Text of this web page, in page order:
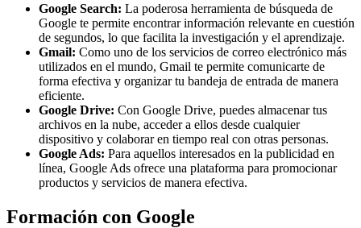
Google Search: La poderosa herramienta de búsqueda de
Google te permite encontrar información relevante en cuestión
de segundos, lo que facilita la investigación y el aprendizaje.
Gmail: Como uno de los servicios de correo electrónico más
utilizados en el mundo, Gmail te permite comunicarte de
forma efectiva y organizar tu bandeja de entrada de manera
eficiente.
Google Drive: Con Google Drive, puedes almacenar tus
archivos en la nube, acceder a ellos desde cualquier
dispositivo y colaborar en tiempo real con otras personas.
Google Ads: Para aquellos interesados en la publicidad en
línea, Google Ads ofrece una plataforma para promocionar
productos y servicios de manera efectiva.
Formación con Google